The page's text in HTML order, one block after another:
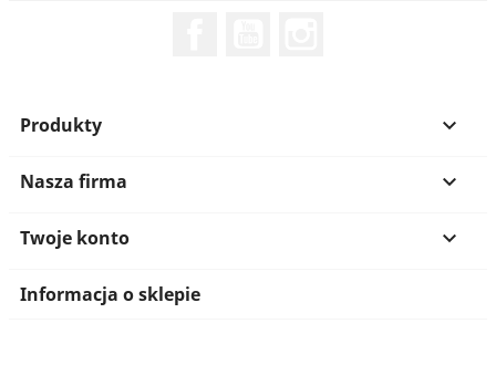
Produkty 
Nasza firma 
Twoje konto 
Informacja o sklepie